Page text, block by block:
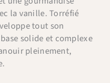
la vanille. Torréfié
tout son
solide et complexe
pleinement,